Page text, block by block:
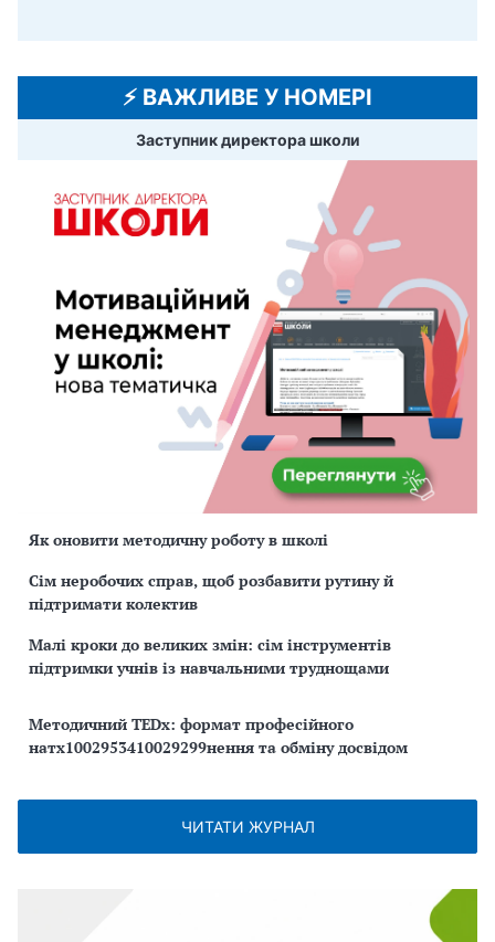
⚡️ ВАЖЛИВЕ У НОМЕРІ
Заступник директора школи
Як оновити методичну роботу в школі
Сім неробочих справ, щоб розбавити рутину й
підтримати колектив
Малі кроки до великих змін: сім інструментів
підтримки учнів із навчальними труднощами
Методичний TEDx: формат професійного
натх1002953410029299нення та обміну досвідом
ЧИТАТИ ЖУРНАЛ